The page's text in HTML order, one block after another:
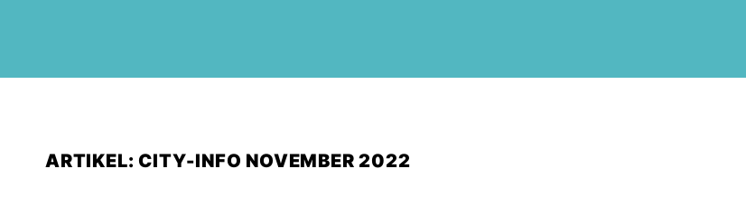
ARTIKEL: CITY-INFO NOVEMBER 2022